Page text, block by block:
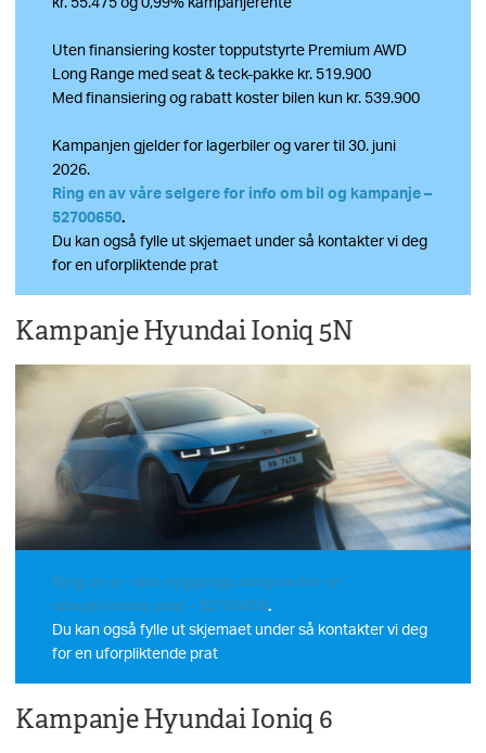
Uten finansiering koster topputstyrte Premium AWD
Long Range med seat & teck-pakke kr. 519.900
Med finansiering og rabatt koster bilen kun kr. 539.900
Kampanjen gjelder for lagerbiler og varer til 30. juni
2026.
Ring en av våre selgere for info om bil og kampanje –
52700650.
Du kan også fylle ut skjemaet under så kontakter vi deg
for en uforpliktende prat
Kampanje Hyundai Ioniq 5N
Ring en av våre hyggelige selgere for en
uforpliktende prat – 52700650.
Du kan også fylle ut skjemaet under så kontakter vi deg
for en uforpliktende prat
Kampanje Hyundai Ioniq 6